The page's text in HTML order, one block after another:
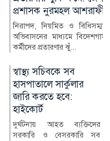
জুলাই গণঅভ্যুত্থানের স্মৃতি
সংরক্ষণ ও পরবর্তী প্রজন্মের কাছে
এর ইতিহাস তুলে ধ...
র‍্যাবের পরিবর্তে নতুন
বাহিনী, কী আছে খসড়া
আইনে?
র‍্যাপিড অ্যাকশন ব্যাটালিয়ন
(র‍্যাব) বিলুপ্ত করে স্পেশাল
রেসপন্স ব্যা...